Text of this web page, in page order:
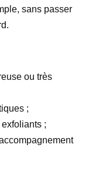
sans passer
ou très
;
;